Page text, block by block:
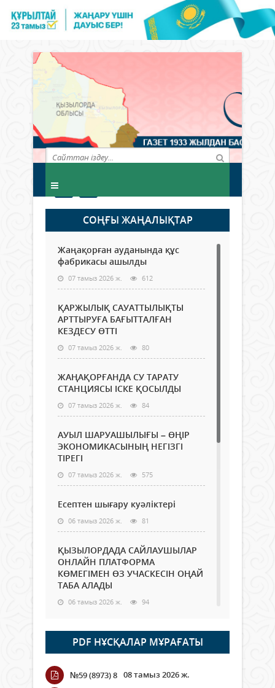
СОҢҒЫ ЖАҢАЛЫҚТАР
Жаңақорған ауданында құс
фабрикасы ашылды
07 тамыз 2026 ж. 612
ҚАРЖЫЛЫҚ САУАТТЫЛЫҚТЫ
АРТТЫРУҒА БАҒЫТТАЛҒАН
КЕЗДЕСУ ӨТТІ
07 тамыз 2026 ж. 80
ЖАҢАҚОРҒАНДА СУ ТАРАТУ
СТАНЦИЯСЫ ІСКЕ ҚОСЫЛДЫ
07 тамыз 2026 ж. 84
АУЫЛ ШАРУАШЫЛЫҒЫ – ӨҢІР
ЭКОНОМИКАСЫНЫҢ НЕГІЗГІ
ТІРЕГІ
07 тамыз 2026 ж. 575
Есептен шығару куәліктері
06 тамыз 2026 ж. 81
ҚЫЗЫЛОРДАДА САЙЛАУШЫЛАР
ОНЛАЙН ПЛАТФОРМА
КӨМЕГІМЕН ӨЗ УЧАСКЕСІН ОҢАЙ
ТАБА АЛАДЫ
06 тамыз 2026 ж. 94
Open Air: Қызылорда облысы
полиция департаменті 20
мыңнан астам көрерменнің
қауіпсіздігін қамтамасыз етті
06 тамыз 2026 ж.
PDF НҰСҚАЛАР МҰРАҒАТЫ
№59 (8973) 8 08 тамыз 2026 ж.